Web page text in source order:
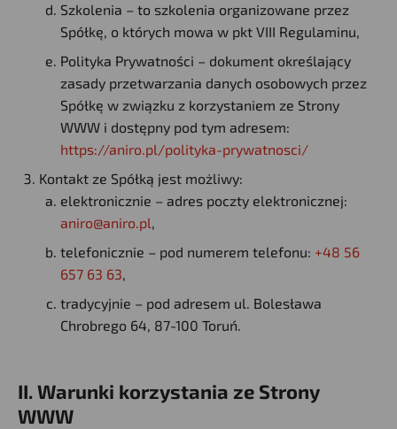
Szkolenia – to szkolenia organizowane przez
Spółkę, o których mowa w pkt VIII Regulaminu,
Polityka Prywatności – dokument określający
zasady przetwarzania danych osobowych przez
Spółkę w związku z korzystaniem ze Strony
WWW i dostępny pod tym adresem:
https://aniro.pl/polityka-prywatnosci/
Kontakt ze Spółką jest możliwy:
elektronicznie – adres poczty elektronicznej:
aniro@aniro.pl,
telefonicznie – pod numerem telefonu: +48 56
657 63 63,
tradycyjnie – pod adresem ul. Bolesława
Chrobrego 64, 87-100 Toruń.
II. Warunki korzystania ze Strony
WWW